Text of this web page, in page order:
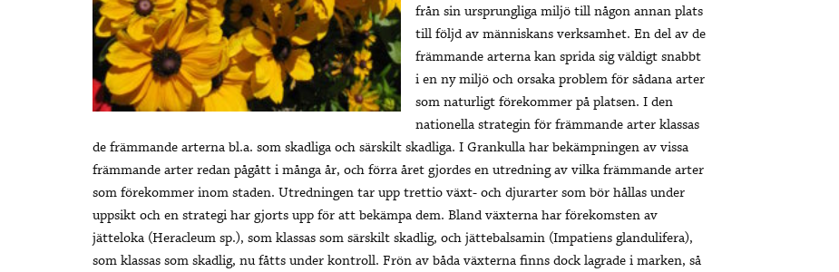
från sin ursprungliga miljö till någon annan plats
till följd av människans verksamhet. En del av de
främmande arterna kan sprida sig väldigt snabbt
i en ny miljö och orsaka problem för sådana arter
som naturligt förekommer på platsen. I den
nationella strategin för främmande arter klassas
de främmande arterna bl.a. som skadliga och särskilt skadliga. I Grankulla har bekämpningen av vissa
främmande arter redan pågått i många år, och förra året gjordes en utredning av vilka främmande arter
som förekommer inom staden. Utredningen tar upp trettio växt- och djurarter som bör hållas under
uppsikt och en strategi har gjorts upp för att bekämpa dem. Bland växterna har förekomsten av
jätteloka (Heracleum sp.), som klassas som särskilt skadlig, och jättebalsamin (Impatiens glandulifera),
som klassas som skadlig, nu fåtts under kontroll. Frön av båda växterna finns dock lagrade i marken, så